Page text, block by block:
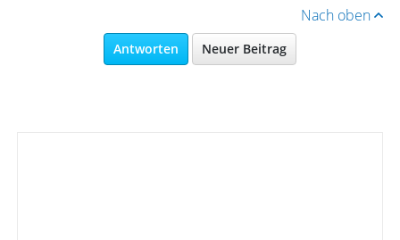
Nach oben
Antworten Neuer Beitrag